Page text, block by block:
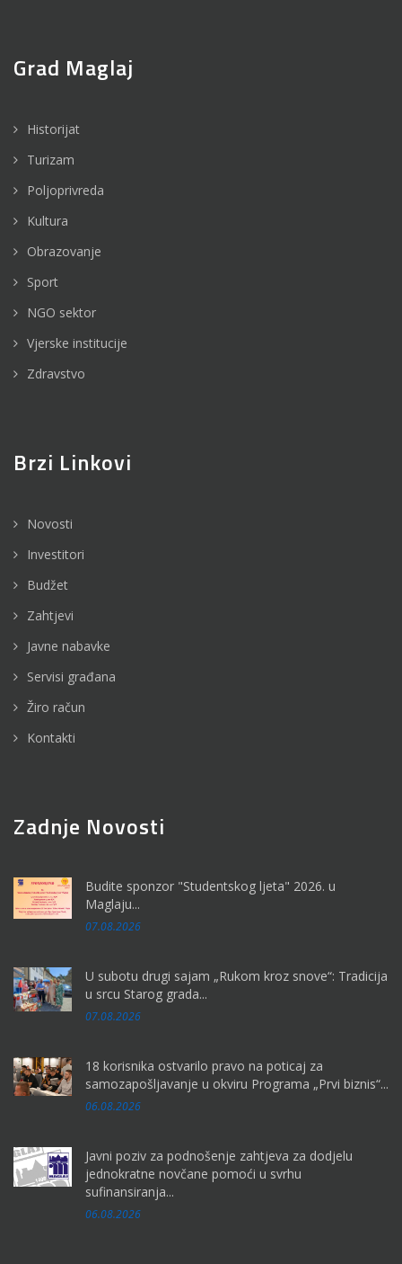
Grad Maglaj
Historijat
Turizam
Poljoprivreda
Kultura
Obrazovanje
Sport
NGO sektor
Vjerske institucije
Zdravstvo
Brzi Linkovi
Novosti
Investitori
Budžet
Zahtjevi
Javne nabavke
Servisi građana
Žiro račun
Kontakti
Zadnje Novosti
Budite sponzor "Studentskog ljeta" 2026. u
Maglaju...
07.08.2026
U subotu drugi sajam „Rukom kroz snove“: Tradicija
u srcu Starog grada...
07.08.2026
18 korisnika ostvarilo pravo na poticaj za
samozapošljavanje u okviru Programa „Prvi biznis“...
06.08.2026
Javni poziv za podnošenje zahtjeva za dodjelu
jednokratne novčane pomoći u svrhu
sufinansiranja...
06.08.2026